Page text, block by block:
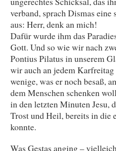
verband, sprach Dismas
aus: Herr, denk an mich!
Dafür wurde ihm das
Gott. Und so wie wir nach
Pontius Pilatus in unserem
wir auch an jedem
wenige, was er noch besaß,
dem Menschen schenken
in den letzten Minuten Jesu,
Trost und Heil, bereits in die
konnte.
Was Gestas anging –